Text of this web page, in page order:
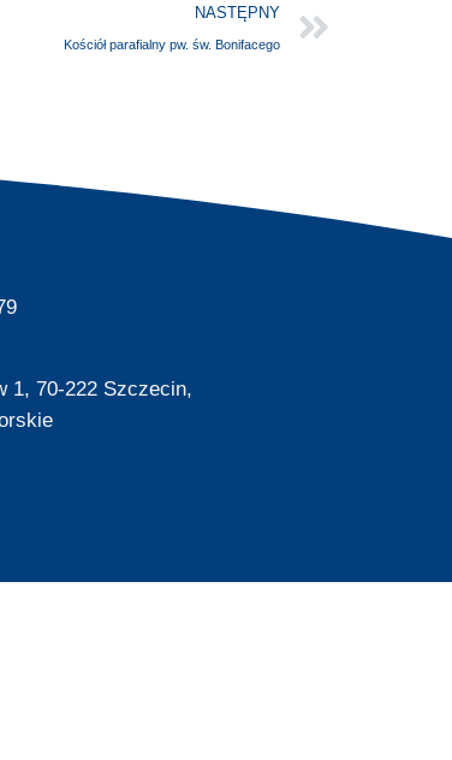
NASTĘPNY
Kościół parafialny pw. św. Bonifacego
1, 70-222 Szczecin,